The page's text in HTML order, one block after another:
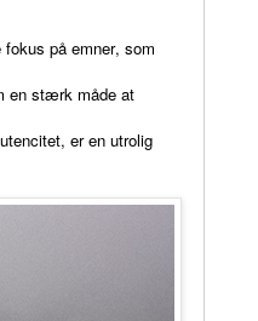
på emner, som
en stærk måde at
er en utrolig